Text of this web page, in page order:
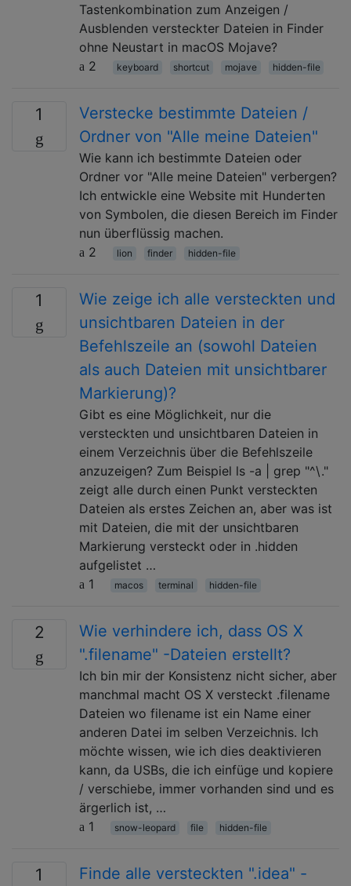
Tastenkombination zum Anzeigen /
Ausblenden versteckter Dateien in Finder
ohne Neustart in macOS Mojave?
2
keyboard shortcut mojave hidden-file
1
Verstecke bestimmte Dateien /
Ordner von "Alle meine Dateien"
Wie kann ich bestimmte Dateien oder
Ordner vor "Alle meine Dateien" verbergen?
Ich entwickle eine Website mit Hunderten
von Symbolen, die diesen Bereich im Finder
nun überflüssig machen.
2
lion finder hidden-file
1
Wie zeige ich alle versteckten und
unsichtbaren Dateien in der
Befehlszeile an (sowohl Dateien
als auch Dateien mit unsichtbarer
Markierung)?
Gibt es eine Möglichkeit, nur die
versteckten und unsichtbaren Dateien in
einem Verzeichnis über die Befehlszeile
anzuzeigen? Zum Beispiel ls -a | grep "^\."
zeigt alle durch einen Punkt versteckten
Dateien als erstes Zeichen an, aber was ist
mit Dateien, die mit der unsichtbaren
Markierung versteckt oder in .hidden
aufgelistet …
1
macos terminal hidden-file
2
Wie verhindere ich, dass OS X
".filename" -Dateien erstellt?
Ich bin mir der Konsistenz nicht sicher, aber
manchmal macht OS X versteckt .filename
Dateien wo filename ist ein Name einer
anderen Datei im selben Verzeichnis. Ich
möchte wissen, wie ich dies deaktivieren
kann, da USBs, die ich einfüge und kopiere
/ verschiebe, immer vorhanden sind und es
ärgerlich ist, …
1
snow-leopard file hidden-file
1
Finde alle versteckten ".idea" -